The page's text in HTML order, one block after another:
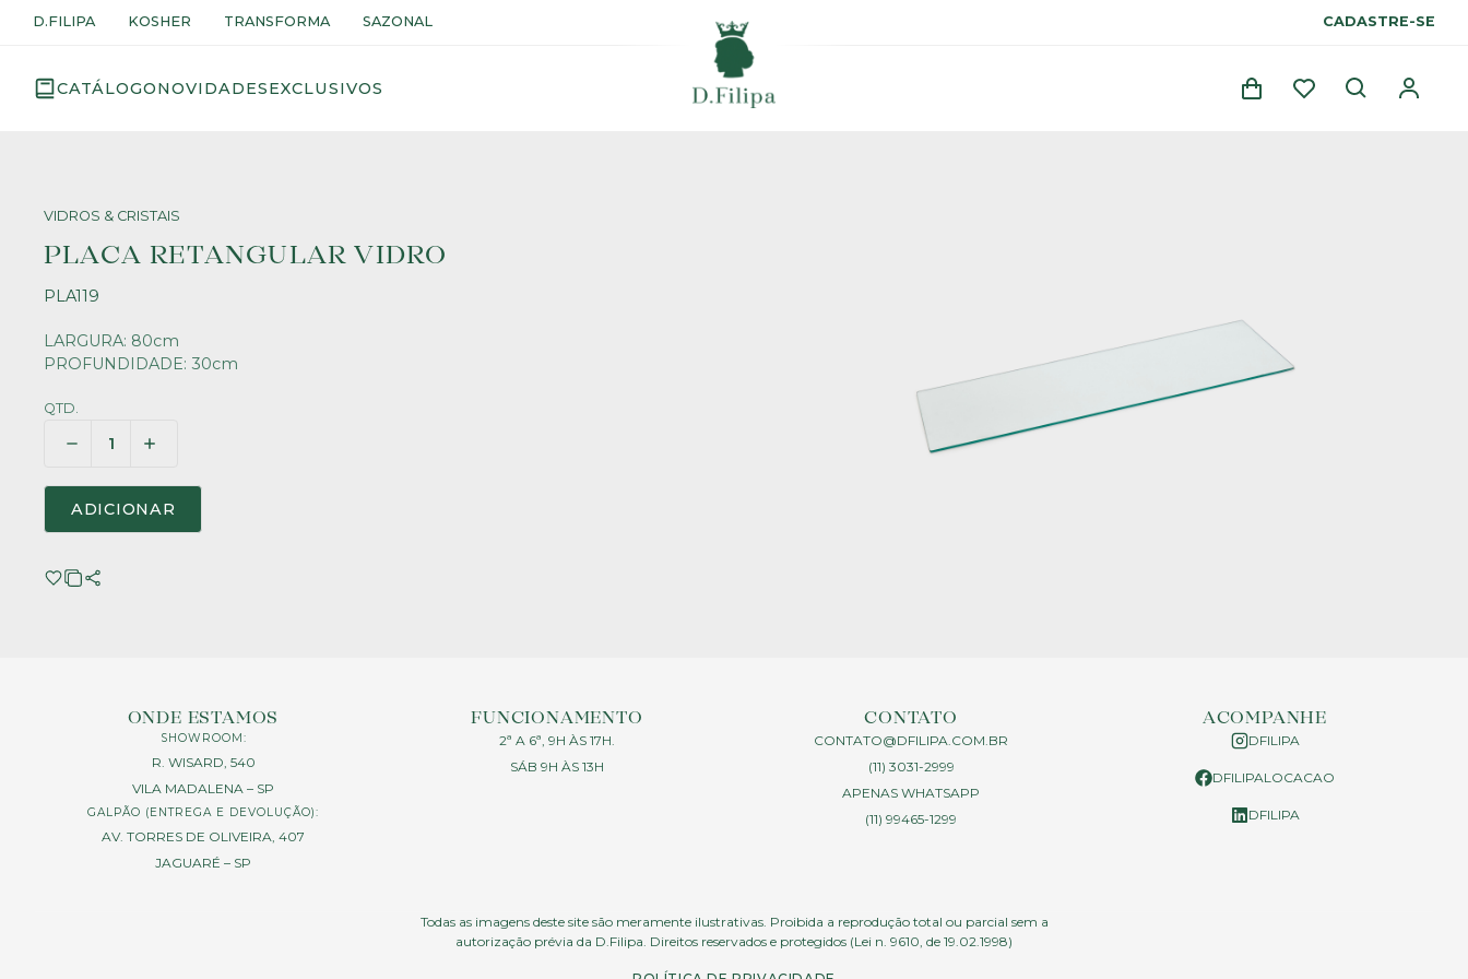
D.FILIPA KOSHER TRANSFORMA SAZONAL CADASTRE-SE
CATÁLOGONOVIDADESEXCLUSIVOS
VIDROS & CRISTAIS
PLACA RETANGULAR VIDRO
PLA119
LARGURA: 80cm
PROFUNDIDADE: 30cm
QTD.
ADICIONAR
ONDE ESTAMOS
SHOWROOM:
R. WISARD, 540
VILA MADALENA – SP
GALPÃO (ENTREGA E DEVOLUÇÃO):
AV. TORRES DE OLIVEIRA, 407
JAGUARÉ – SP
FUNCIONAMENTO
2ª A 6ª, 9H ÀS 17H.
SÁB 9H ÀS 13H
CONTATO
CONTATO@DFILIPA.COM.BR
(11) 3031-2999
APENAS WHATSAPP
(11) 99465-1299
ACOMPANHE
DFILIPA
DFILIPALOCACAO
DFILIPA
Todas as imagens deste site são meramente ilustrativas. Proibida a reprodução total ou parcial sem a
autorização prévia da D.Filipa. Direitos reservados e protegidos (Lei n. 9610, de 19.02.1998)